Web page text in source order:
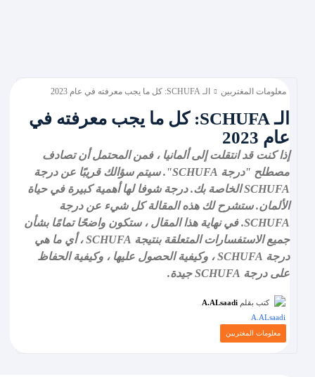
معلومات المغتربين الـ SCHUFA: كل ما يجب معرفته في عام 2023
الـ SCHUFA: كل ما يجب معرفته في
عام 2023
إذا كنت قد انتقلت إلى ألمانيا ، فمن المحتمل أن تصادف
مصطلح "درجة SCHUFA". سيتم سؤالك قريبًا عن درجة
SCHUFA الخاصة بك. درجة شوفا لها أهمية كبيرة في حياة
الألمان. ستشرح لك هذه المقالة كل شيء عن درجة
SCHUFA. في نهاية هذا المقال ، ستكون واضحًا تمامًا بشأن
جميع الاستفسارات المتعلقة بنتيجة SCHUFA ، أي ما هي
درجة SCHUFA ، وكيفية الحصول عليها ، وكيفية الحفاظ
على درجة SCHUFA جيدة.
كتب بقلم A.ALsaadi
معلومات المغتربين